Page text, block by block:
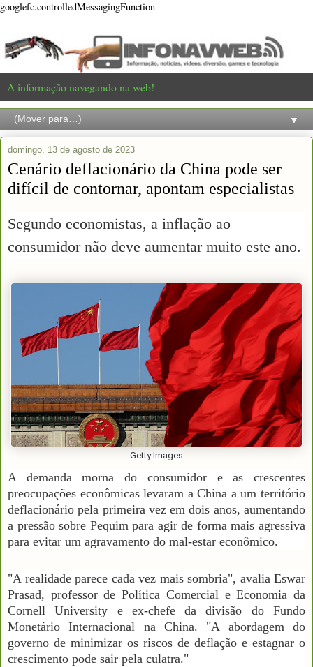
googlefc.controlledMessagingFunction
A informação navegando na web!
▼
domingo, 13 de agosto de 2023
Cenário deflacionário da China pode ser
difícil de contornar, apontam especialistas
Segundo economistas, a inflação ao
consumidor não deve aumentar muito este ano.
Getty Images
A demanda morna do consumidor e as crescentes
preocupações econômicas levaram a China a um território
deflacionário pela primeira vez em dois anos, aumentando
a pressão sobre Pequim para agir de forma mais agressiva
para evitar um agravamento do mal-estar econômico.
"A realidade parece cada vez mais sombria", avalia Eswar
Prasad, professor de Política Comercial e Economia da
Cornell University e ex-chefe da divisão do Fundo
Monetário Internacional na China. "A abordagem do
governo de minimizar os riscos de deflação e estagnar o
crescimento pode sair pela culatra."